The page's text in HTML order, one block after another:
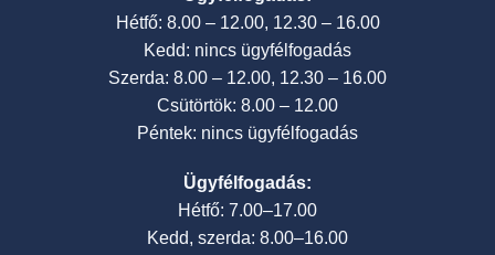
Hétfő: 8.00 – 12.00, 12.30 – 16.00
Kedd: nincs ügyfélfogadás
Szerda: 8.00 – 12.00, 12.30 – 16.00
Csütörtök: 8.00 – 12.00
Péntek: nincs ügyfélfogadás
Ügyfélfogadás:
Hétfő: 7.00–17.00
Kedd, szerda: 8.00–16.00